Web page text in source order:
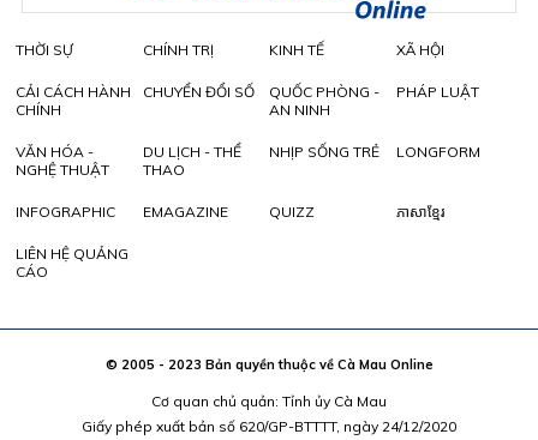
THỜI SỰ CHÍNH TRỊ KINH TẾ XÃ HỘI
CẢI CÁCH HÀNH
CHÍNH
CHUYỂN ĐỔI SỐ
QUỐC PHÒNG -
AN NINH
PHÁP LUẬT
VĂN HÓA -
NGHỆ THUẬT
DU LỊCH - THỂ
THAO
NHỊP SỐNG TRẺ LONGFORM
INFOGRAPHIC EMAGAZINE QUIZZ ភាសាខ្មែរ
LIÊN HỆ QUẢNG
CÁO
© 2005 - 2023 Bản quyền thuộc về Cà Mau Online
Cơ quan chủ quản: Tỉnh ủy Cà Mau
Giấy phép xuất bản số 620/GP-BTTTT, ngày 24/12/2020